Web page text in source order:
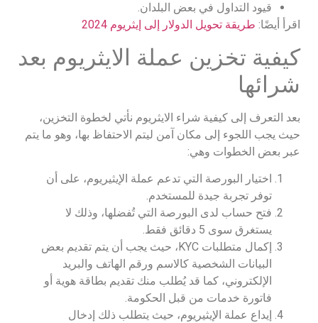
قيود التداول في بعض البلدان.
اقرأ أيضًا: طريقة تحويل الدولار إلى إيثريوم 2024
كيفية تخزين عملة الايثريوم بعد
شرائها
بعد التعرف إلى كيفية شراء الايثريوم نأتي لخطوة التخزين،
حيث يجب اللجوء إلى مكان آمن ليتم الاحتفاظ بها، وهو ما يتم
عبر بعض الخطوات وهي:
اختيار البورصة التي تدعم عملة الإيثيريوم، على أن
توفر تجربة جيدة للمستخدم.
فتح حساب لدى البورصة التي تُفضلها، وذلك لا
يستغرق سوى 5 دقائق فقط.
إكمال متطلبات KYC، حيث يجب أن يتم تقديم بعض
البيانات الشخصية كالاسم ورقم الهاتف والبريد
الإلكتروني، كما قد يُطلب منك تقديم بطاقة هوية أو
فاتورة خدمات من قبل الحكومة.
إيداع عملة الإيثيريوم، حيث يتطلب ذلك إدخال